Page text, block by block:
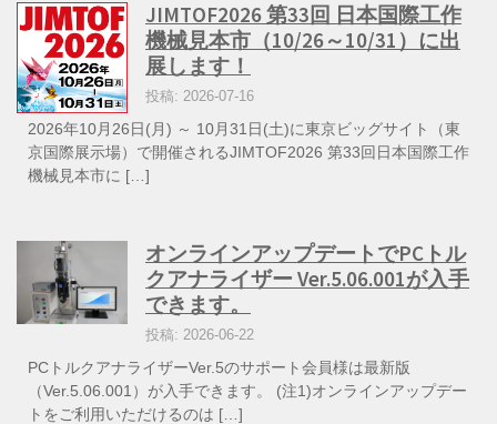
JIMTOF2026 第33回 日本国際工作
機械見本市（10/26～10/31）に出
展します！
投稿: 2026-07-16
2026年10月26日(月) ～ 10月31日(土)に東京ビッグサイト（東
京国際展示場）で開催されるJIMTOF2026 第33回日本国際工作
機械見本市に […]
オンラインアップデートでPCトル
クアナライザー Ver.5.06.001が入手
できます。
投稿: 2026-06-22
PCトルクアナライザーVer.5のサポート会員様は最新版
（Ver.5.06.001）が入手できます。 (注1)オンラインアップデー
トをご利用いただけるのは […]